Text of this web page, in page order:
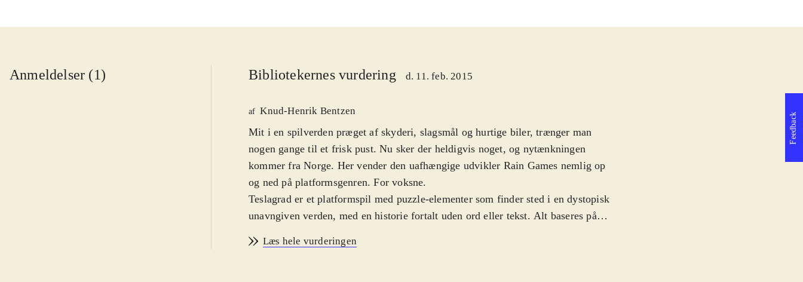
Anmeldelser (1) Bibliotekernes vurdering d. 11. feb. 2015
af Knud-Henrik Bentzen
Mit i en spilverden præget af skyderi, slagsmål og hurtige biler, trænger man
nogen gange til et frisk pust. Nu sker der heldigvis noget, og nytænkningen
kommer fra Norge. Her vender den uafhængige udvikler Rain Games nemlig op
og ned på platformsgenren. For voksne.
Teslagrad er et platformspil med puzzle-elementer som finder sted i en dystopisk
unavngiven verden, med en historie fortalt uden ord eller tekst. Alt baseres på
besat by. De reelle udfordringer ligger i selve måden man angriber opgaverne
Læs hele vurderingen
Feedback